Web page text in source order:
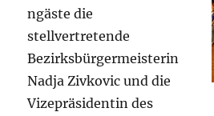
ngäste die
stellvertretende
Bezirksbürgermeisterin
Nadja Zivkovic und die
Vizepräsidentin des